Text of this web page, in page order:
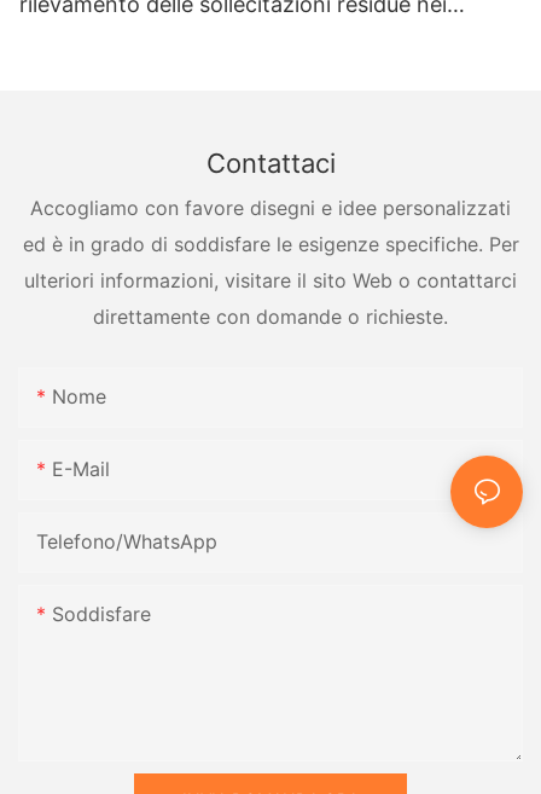
Contattaci
Accogliamo con favore disegni e idee personalizzati
ed è in grado di soddisfare le esigenze specifiche. Per
ulteriori informazioni, visitare il sito Web o contattarci
direttamente con domande o richieste.
Nome
E-Mail
Telefono/WhatsApp
Soddisfare